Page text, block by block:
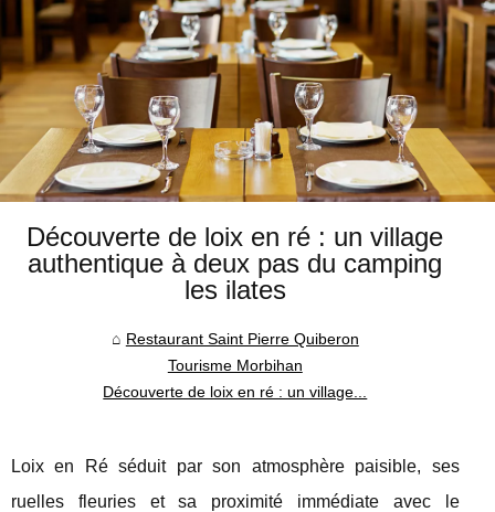
Découverte de loix en ré : un village
authentique à deux pas du camping
les ilates
Restaurant Saint Pierre Quiberon
Tourisme Morbihan
Découverte de loix en ré : un village...
Loix en Ré séduit par son atmosphère paisible, ses
ruelles fleuries et sa proximité immédiate avec le